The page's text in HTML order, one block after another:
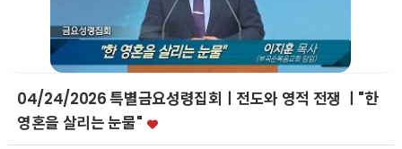
04/24/2026 특별금요성령집회ㅣ전도와 영적 전쟁 ㅣ"한
영혼을 살리는 눈물"